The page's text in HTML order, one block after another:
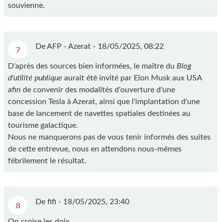
souvienne.
7 De AFP - Azerat - 18/05/2025, 08:22
D'après des sources bien informées, le maître du Blog
d'utilité publique aurait été invité par Elon Musk aux USA
afin de convenir des modalités d'ouverture d'une
concession Tesla à Azerat, ainsi que l'implantation d'une
base de lancement de navettes spatiales destinées au
tourisme galactique.
Nous ne manquerons pas de vous tenir informés des suites
de cette entrevue, nous en attendons nous-mêmes
fébrilement le résultat.
8 De fifi - 18/05/2025, 23:40